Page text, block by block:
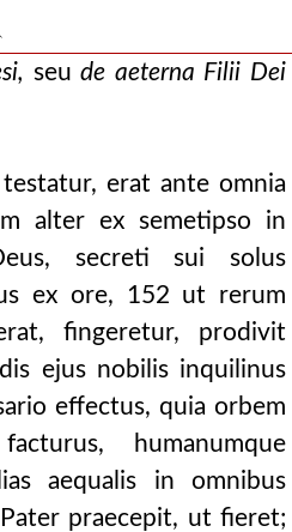
seude aeterna Filii Dei
erat ante omnia
alter ex semetipso in
secreti sui solus
ex ore, 152 ut rerum
fingeretur, prodivit
ejus nobilis inquilinus
effectus, quia orbem
humanumque
aequalis in omnibus
praecepit, ut fieret;